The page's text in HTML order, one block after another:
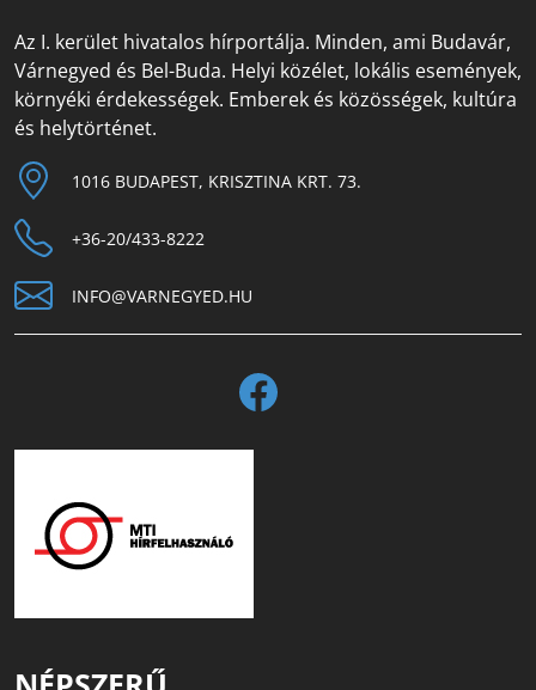
Az I. kerület hivatalos hírportálja. Minden, ami Budavár,
Várnegyed és Bel-Buda. Helyi közélet, lokális események,
környéki érdekességek. Emberek és közösségek, kultúra
és helytörténet.
1016 BUDAPEST, KRISZTINA KRT. 73.
+36-20/433-8222
INFO@VARNEGYED.HU